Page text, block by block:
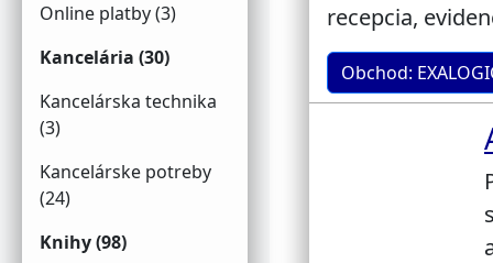
Online platby (3)
Kancelária (30)
Kancelárska technika
(3)
Kancelárske potreby
(24)
Knihy (98)
recepcia,
Obchod: